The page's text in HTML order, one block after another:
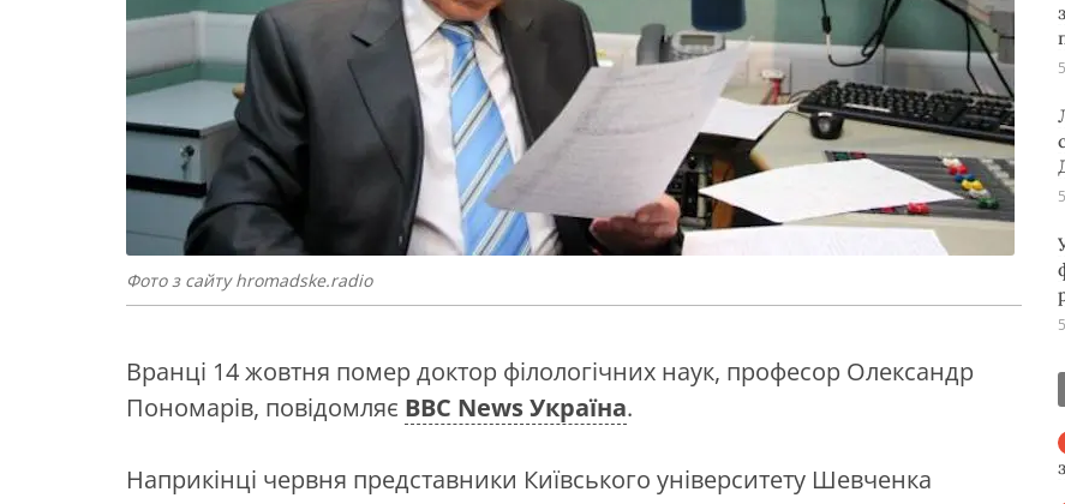
Фото з сайту hromadske.radio
Вранці 14 жовтня помер доктор філологічних наук, професор Олександр
Пономарів, повідомляє BBC News Україна.
Наприкінці червня представники Київського університету Шевченка